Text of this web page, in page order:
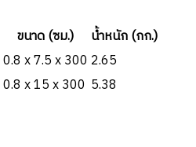
ขนาด (ซม.)
น้ำหนัก (กก.)
0.8 x 7.5 x 300 2.65
0.8 x 15 x 300 5.38